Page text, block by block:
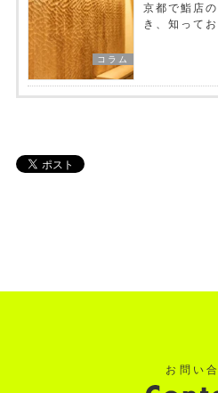
コラム
京都で鮨店
き、知って